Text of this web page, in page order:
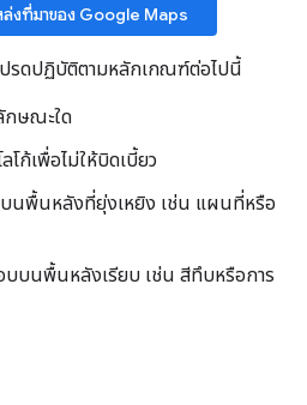
ล่งที่มาของ Google Maps
ปรดปฏิบัติตามหลักเกณฑ์ต่อไปนี้
กษณะใด
ก้เพื่อไม่ให้บิดเบี้ยว
บนพื้นหลังที่ยุ่งเหยิง เช่น แผนที่หรือ
บบนพื้นหลังเรียบ เช่น สีทึบหรือการ